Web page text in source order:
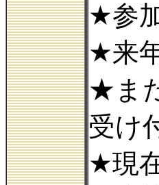
★参
★来
★ま
受け
★現